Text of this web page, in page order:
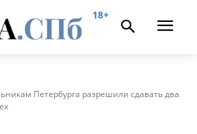
18+
Петербурга разрешили сдавать два